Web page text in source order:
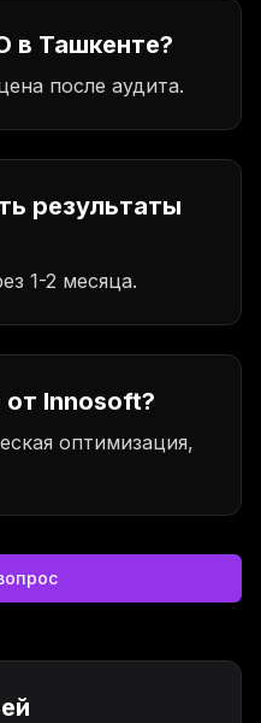
в Ташкенте?
после аудита.
результаты
1-2 месяца.
от Innosoft?
оптимизация,